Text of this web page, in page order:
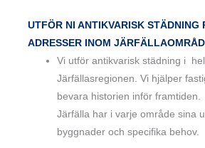
UTFÖR NI ANTIKVARISK STÄDNING
ADRESSER INOM
Vi utför antikvarisk städning i
Järfällasregionen. Vi hjälper
bevara historien inför framtiden.
Järfälla har i varje område sina
byggnader och specifika behov.